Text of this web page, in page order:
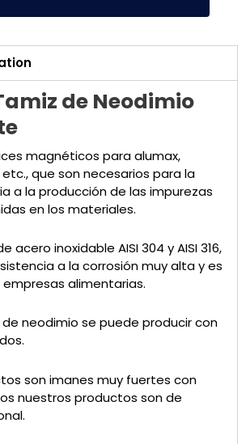
de Neodimio
magnéticos para alumax,
etc., que son necesarios para la
a la producción de las impurezas
en los materiales.
acero inoxidable AISI 304 y AISI 316,
a la corrosión muy alta y es
alimentarias.
neodimio se puede producir con
son imanes muy fuertes con
nuestros productos son de